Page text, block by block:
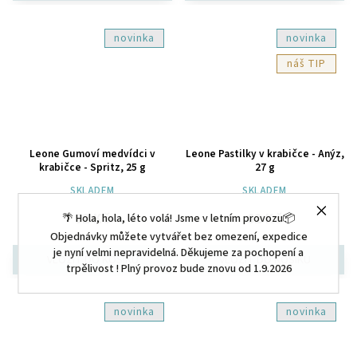
🌴 Hola, hola, léto volá! Jsme v letním provozu📦
Objednávky můžete vytvářet bez omezení, expedice
je nyní velmi nepravidelná. Děkujeme za pochopení a
trpělivost ! Plný provoz bude znovu od 1.9.2026
novinka
Leone Gumoví medvídci v
krabičce - Spritz, 25 g
SKLADEM
92 Kč
novinka
TIP
Leone Pastilky v krabičce - Anýz,
27 g
SKLADEM
82 Kč
novinka novinka